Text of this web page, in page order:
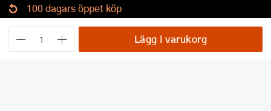
Lägg i varukorg
100 dagars öppet köp
Ladda ned Kitch´n-appen